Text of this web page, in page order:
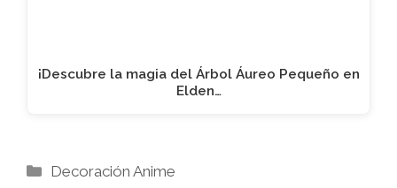
¡Descubre la magia del Árbol Áureo Pequeño en
Elden…
Categorías
Decoración Anime